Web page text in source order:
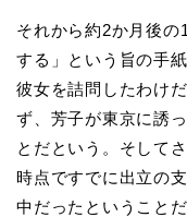
それから約2か月後
する」という旨の手
彼女を詰問したわけ
ず、芳子が東京に誘
とだという。そして
時点ですでに出立の
中だったということ